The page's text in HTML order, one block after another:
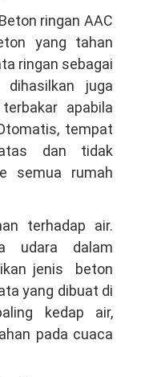
ringan AAC
yang tahan
ringan sebagai
juga
apabila
tempat
dan tidak
semua rumah
terhadap air.
udara dalam
jenis beton
yang dibuat di
kedap air,
pada cuaca